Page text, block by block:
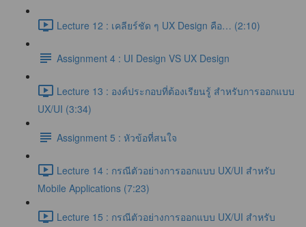
Lecture 12 : เคลียร์ชัด ๆ UX Design คือ… (2:10)
Assignment 4 : UI Design VS UX Design
Lecture 13 : องค์ประกอบที่ต้องเรียนรู้ สำหรับการออกแบบ
UX/UI (3:34)
Assignment 5 : หัวข้อที่สนใจ
Lecture 14 : กรณีตัวอย่างการออกแบบ UX/UI สำหรับ
Mobile Applications (7:23)
Lecture 15 : กรณีตัวอย่างการออกแบบ UX/UI สำหรับ